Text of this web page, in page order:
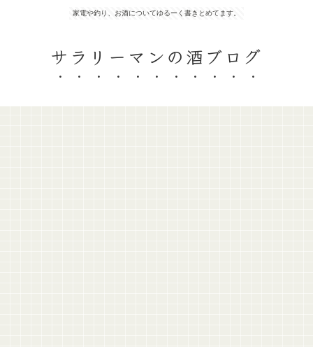
家電や釣り、お酒についてゆるーく書きとめてます。
サラリーマンの酒ブログ